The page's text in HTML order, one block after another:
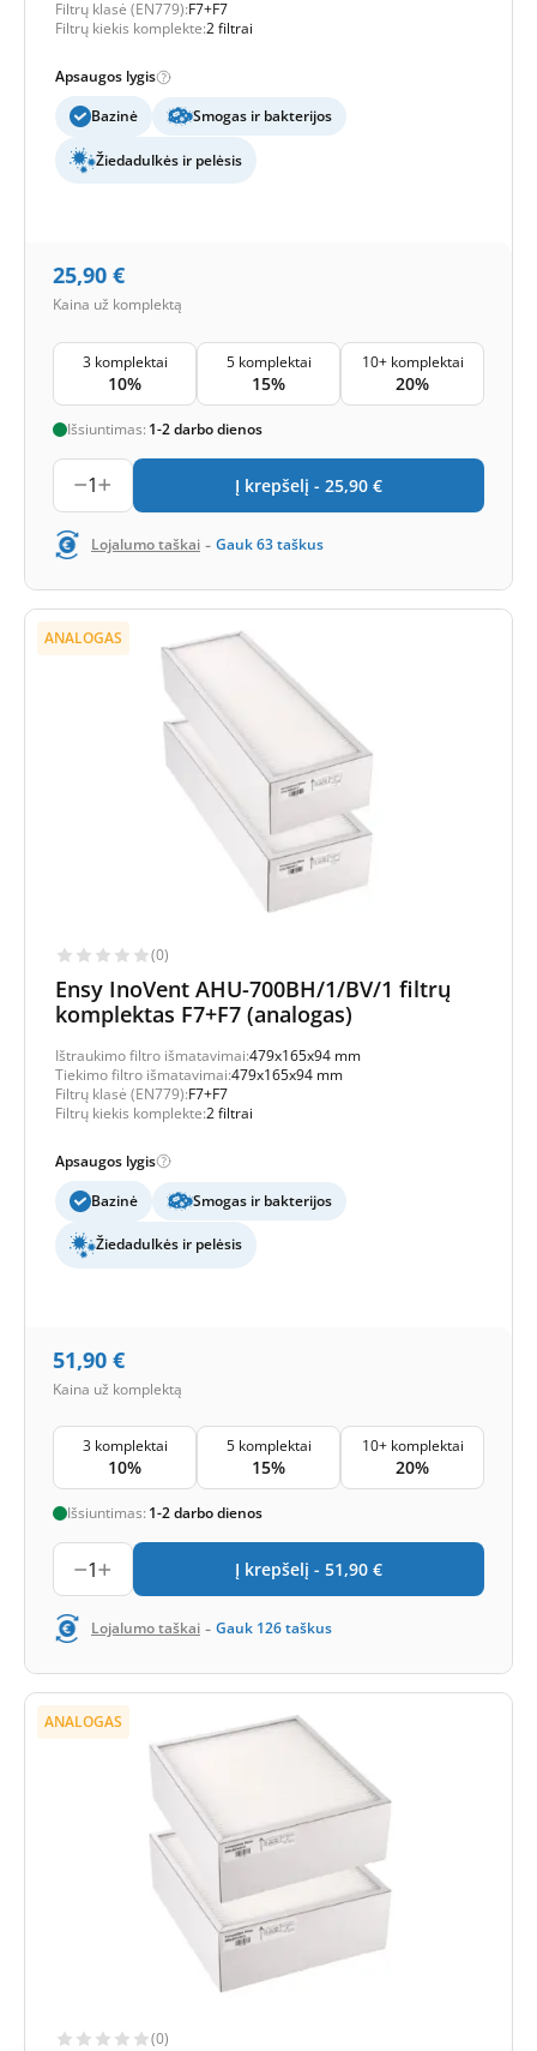
Filtrų klasė (EN779):F7+F7
Filtrų kiekis komplekte:2 filtrai
Apsaugos lygis
Bazinė
Smogas ir bakterijos
Žiedadulkės ir pelėsis
25,90 €
Kaina už komplektą
3 komplektai
10%
5 komplektai
15%
10+ komplektai
20%
Išsiuntimas: 1-2 darbo dienos
1 Į krepšelį - 25,90 €
Lojalumo taškai - Gauk63taškus
ANALOGAS
(0)
Ensy InoVent AHU-700BH/1/BV/1 filtrų
komplektas F7+F7 (analogas)
Ištraukimo filtro išmatavimai:479x165x94 mm
Tiekimo filtro išmatavimai:479x165x94 mm
Filtrų klasė (EN779):F7+F7
Filtrų kiekis komplekte:2 filtrai
Apsaugos lygis
Bazinė
Smogas ir bakterijos
Žiedadulkės ir pelėsis
51,90 €
Kaina už komplektą
3 komplektai
10%
5 komplektai
15%
10+ komplektai
20%
Išsiuntimas: 1-2 darbo dienos
1 Į krepšelį - 51,90 €
Lojalumo taškai - Gauk 126taškus
ANALOGAS
(0)